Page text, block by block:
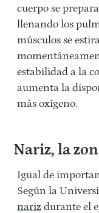
cuerpo se
llenando los
músculos se
estabilidad a la
aumenta la
más oxígeno.
Nariz, la
Igual de
Según la
nariz durante el